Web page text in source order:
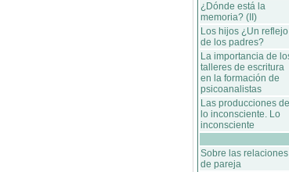
¿Dónde está la
memoria? (II)
Los hijos ¿Un reflejo
de los padres?
La importancia de
talleres de escritura
en la formación de
psicoanalistas
Las producciones de
lo inconsciente. Lo
inconsciente
Sobre las relaciones
de pareja